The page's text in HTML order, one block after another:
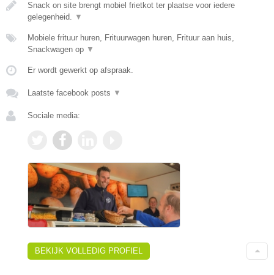
Snack on site brengt mobiel frietkot ter plaatse voor iedere
gelegenheid. ▼
Mobiele frituur huren, Frituurwagen huren, Frituur aan huis,
Snackwagen op ▼
Er wordt gewerkt op afspraak.
Laatste facebook posts ▼
Sociale media:
BEKIJK VOLLEDIG PROFIEL